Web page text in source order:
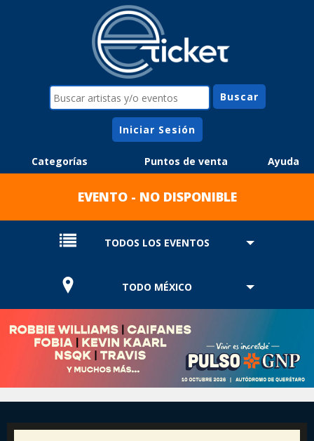
Iniciar Sesión
Categorías Puntos de venta Ayuda
EVENTO - NO DISPONIBLE
TODOS LOS EVENTOS
TODO MÉXICO